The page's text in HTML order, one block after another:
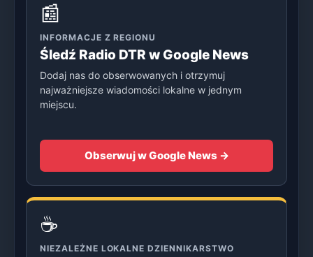
📰
INFORMACJE Z REGIONU
Śledź Radio DTR w Google News
Dodaj nas do obserwowanych i otrzymuj
najważniejsze wiadomości lokalne w jednym
miejscu.
Obserwuj w Google News →
☕
NIEZALEŻNE LOKALNE DZIENNIKARSTWO